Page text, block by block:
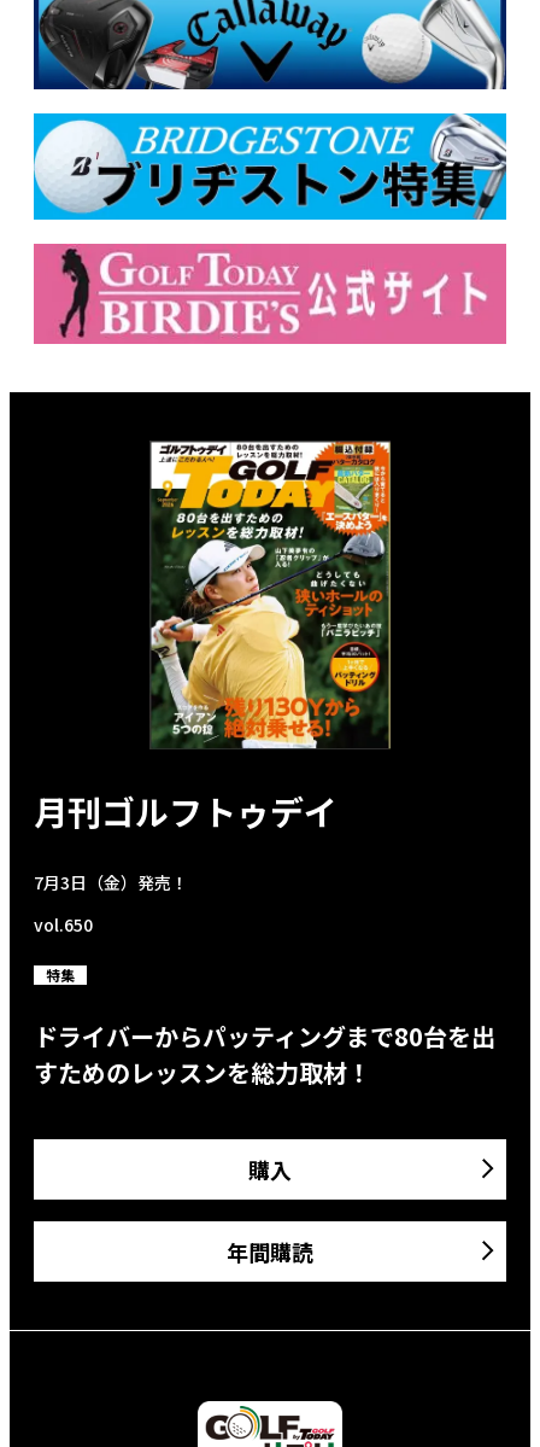
月刊ゴルフトゥデイ
7月3日（金）発売！
vol.650
特集
ドライバーからパッティングまで80台を出
すためのレッスンを総力取材！
購入
年間購読